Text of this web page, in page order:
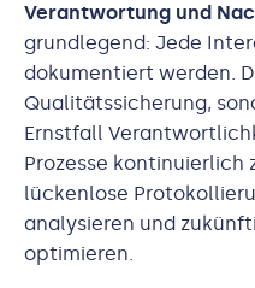
Verantwortung und
grundlegend: Jede
dokumentiert werden.
Qualitätssicherung,
Ernstfall
Prozesse kontinuierlich
lückenlose
analysieren und
optimieren.